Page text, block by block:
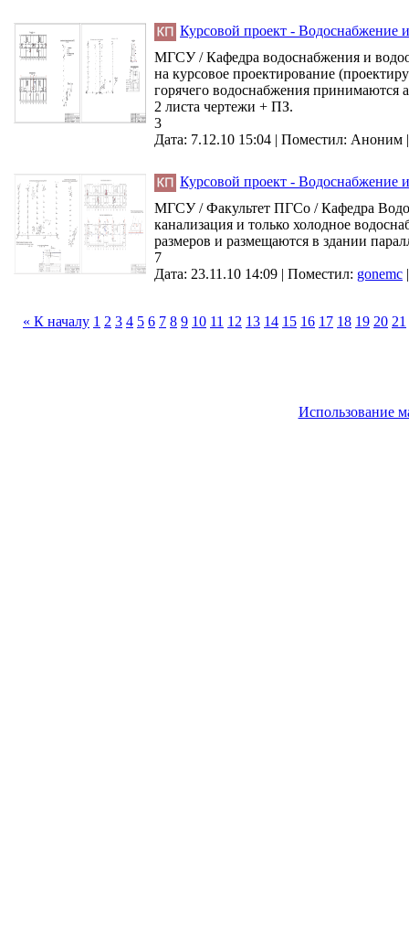
Курсовой проект - Водоснабжение
МГСУ / Кафедра водоснабжения и
на курсовое проектирование
горячего водоснабжения принимаются
2 листа чертежи + ПЗ.
3
Дата: 7.12.10 15:04 | Поместил: Аноним
Курсовой проект - Водоснабжение
МГСУ / Факультет ПГСо / Кафедра
канализация и только холодное
размеров и размещаются в здании
7
Дата: 23.11.10 14:09 | Поместил: gonemc
« К началу 1 2 3 4 5 6 7 8 9 10 11 12 13 14 15 16 17 18 19 20 21
Использование